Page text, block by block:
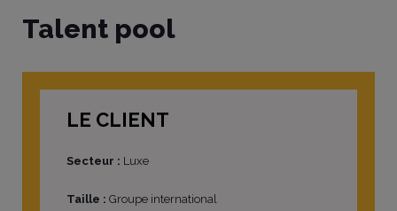
Talent pool
LE CLIENT
Secteur : Luxe
Taille : Groupe international